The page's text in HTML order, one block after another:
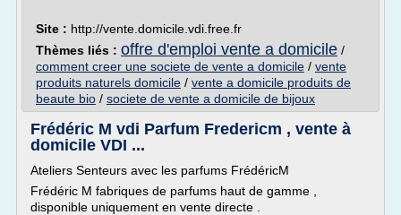
Site : http://vente.domicile.vdi.free.fr
Thèmes liés : offre d'emploi vente a domicile /
comment creer une societe de vente a domicile / vente
produits naturels domicile / vente a domicile produits de
beaute bio / societe de vente a domicile de bijoux
Frédéric M vdi Parfum Fredericm , vente à
domicile VDI ...
Ateliers Senteurs avec les parfums FrédéricM
Frédéric M fabriques de parfums haut de gamme ,
disponible uniquement en vente directe .